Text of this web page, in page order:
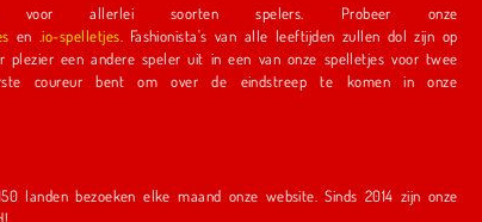
voor allerlei soorten spelers. Probeer onze
en .io-spelletjes
spelletjes voor twee
de eindstreep te komen in onze
maand onze website. Sinds 2014 zijn onze